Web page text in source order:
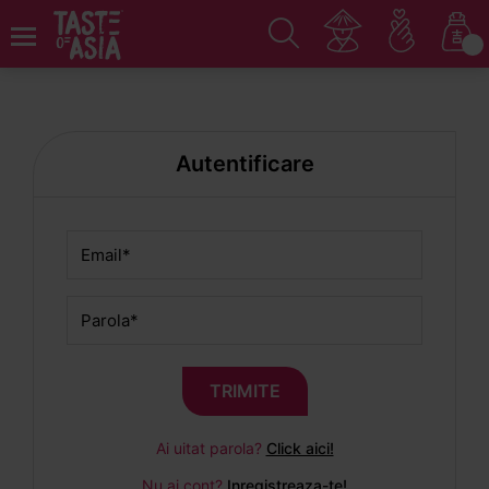
Autentificare
TRIMITE
Ai uitat parola? Click aici!
Nu ai cont? Inregistreaza-te!